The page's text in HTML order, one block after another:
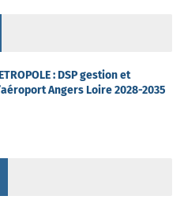
: DSP gestion et
Angers Loire 2028-2035